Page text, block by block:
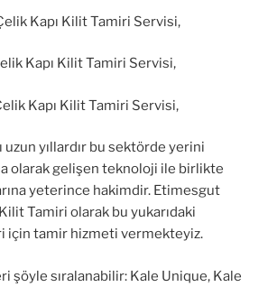
Kapı Kilit Tamiri Servisi,
Kapı Kilit Tamiri Servisi,
Kapı Kilit Tamiri Servisi,
yıllardır bu sektörde yerini
olarak gelişen teknoloji ile birlikte
yeterince hakimdir. Etimesgut
Tamiri olarak bu yukarıdaki
için tamir hizmeti vermekteyiz.
şöyle sıralanabilir: Kale Unique, Kale